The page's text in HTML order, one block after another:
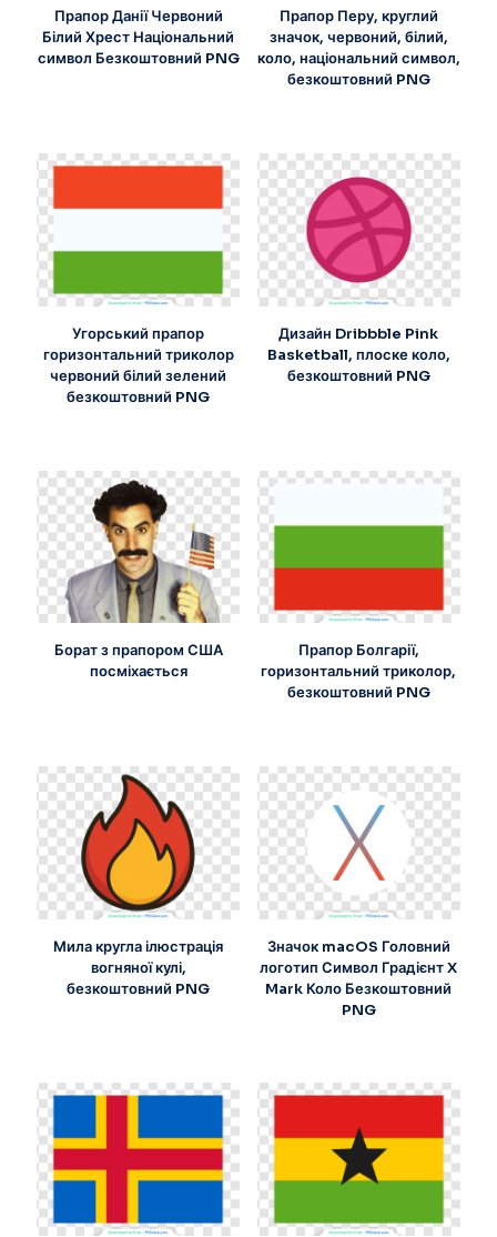
Прапор Данії Червоний
Білий Хрест Національний
символ Безкоштовний PNG
Прапор Перу, круглий
значок, червоний, білий,
коло, національний символ,
безкоштовний PNG
Угорський прапор
горизонтальний триколор
червоний білий зелений
безкоштовний PNG
Дизайн Dribbble Pink
Basketball, плоске коло,
безкоштовний PNG
Борат з прапором США
посміхається
Прапор Болгарії,
горизонтальний триколор,
безкоштовний PNG
Мила кругла ілюстрація
вогняної кулі,
безкоштовний PNG
Значок macOS Головний
логотип Символ Градієнт X
Mark Коло Безкоштовний
PNG